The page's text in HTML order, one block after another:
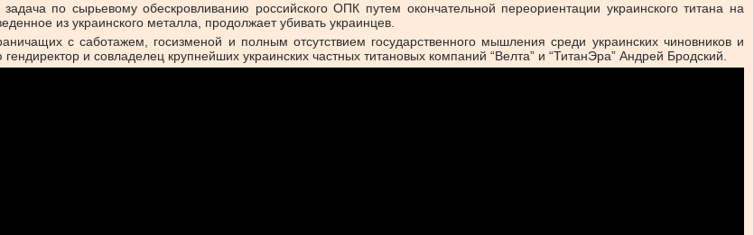
по сырьевому обескровливанию российского ОПК путем окончательной переориентации украинского титана на
из украинского металла, продолжает убивать украинцев.
с саботажем, госизменой и полным отсутствием государственного мышления среди украинских чиновников и
и совладелец крупнейших украинских частных титановых компаний “Велта” и “ТитанЭра” Андрей Бродский.